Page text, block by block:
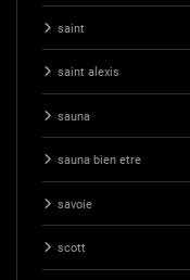
saint
saint alexis
sauna
sauna bien etre
savoie
scott